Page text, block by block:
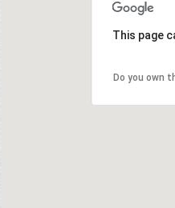
This page
Do you own